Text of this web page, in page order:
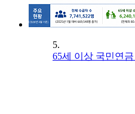
5.
65세 이상 국민연금